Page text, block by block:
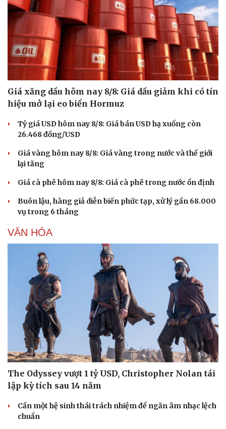
Du lịch
Tư vấn
Podcast
Giá xăng dầu hôm nay 8/8: Giá dầu giảm khi có tín
hiệu mở lại eo biển Hormuz
Tỷ giá USD hôm nay 8/8: Giá bán USD hạ xuống còn
26.468 đồng/USD
Giá vàng hôm nay 8/8: Giá vàng trong nước và thế giới
lại tăng
Giá cà phê hôm nay 8/8: Giá cà phê trong nước ổn định
Buôn lậu, hàng giả diễn biến phức tạp, xử lý gần 68.000
vụ trong 6 tháng
VĂN HÓA
The Odyssey vượt 1 tỷ USD, Christopher Nolan tái
lập kỳ tích sau 14 năm
Cần một hệ sinh thái trách nhiệm để ngăn âm nhạc lệch
chuẩn